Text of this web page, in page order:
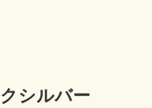
シルバー